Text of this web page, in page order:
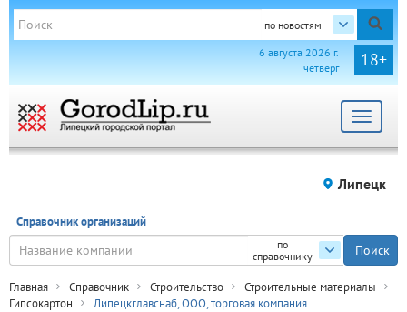
по новостям
18+
6 августа 2026 г.
четверг
Toggle
Липецк
Справочник организаций
по
справочнику
Главная Справочник Строительство
Строительные материалы
Гипсокартон
Липецкглавснаб, ООО, торговая компания